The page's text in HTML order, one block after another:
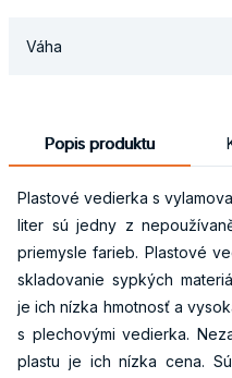
Váha
Popis produktu
Plastové vedierka s
liter sú jedny z
priemysle farieb. Plastové
skladovanie sypkých
je ich nízka hmotnosť a
s plechovými vedierka.
plastu je ich nízka cena.